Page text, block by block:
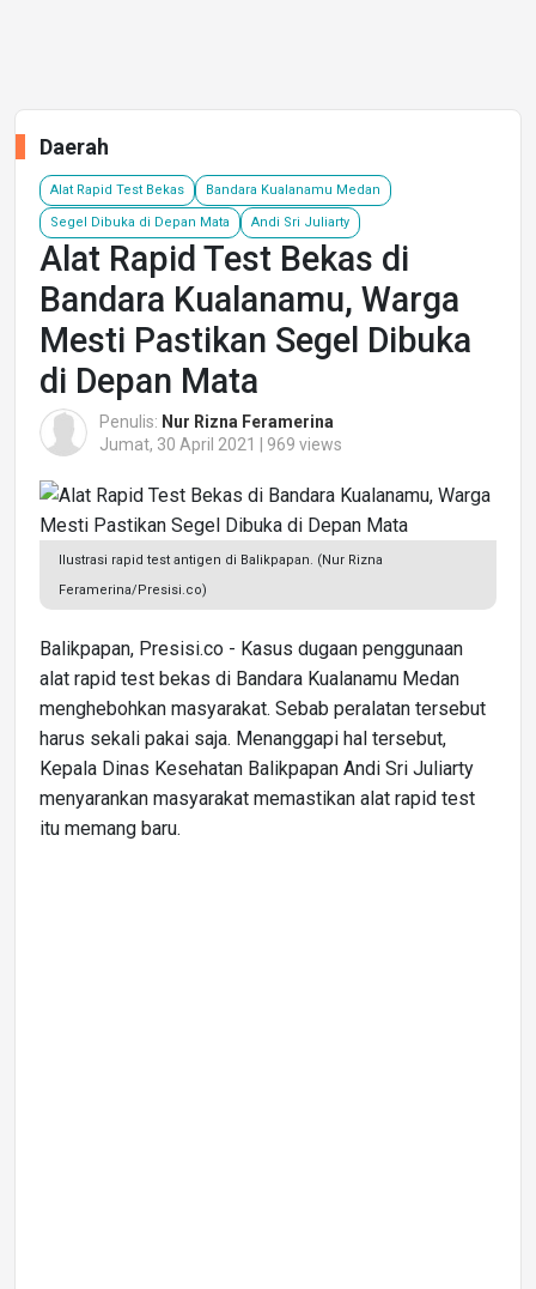
Daerah
Alat Rapid Test Bekas Bandara Kualanamu Medan
Segel Dibuka di Depan Mata Andi Sri Juliarty
Alat Rapid Test Bekas di
Bandara Kualanamu, Warga
Mesti Pastikan Segel Dibuka
di Depan Mata
Penulis: Nur Rizna Feramerina
Jumat, 30 April 2021 | 969 views
Ilustrasi rapid test antigen di Balikpapan. (Nur Rizna
Feramerina/Presisi.co)
Balikpapan, Presisi.co - Kasus dugaan penggunaan
alat rapid test bekas di Bandara Kualanamu Medan
menghebohkan masyarakat. Sebab peralatan tersebut
harus sekali pakai saja. Menanggapi hal tersebut,
Kepala Dinas Kesehatan Balikpapan Andi Sri Juliarty
menyarankan masyarakat memastikan alat rapid test
itu memang baru.